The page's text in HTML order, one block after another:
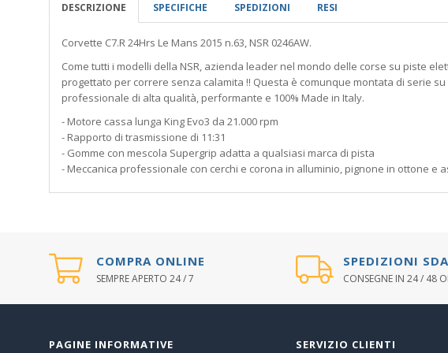
DESCRIZIONE SPECIFICHE SPEDIZIONI RESI
Corvette C7.R 24Hrs Le Mans 2015 n.63, NSR 0246AW.
Come tutti i modelli della NSR, azienda leader nel mondo delle corse su piste
progettato per correre senza calamita !! Questa è comunque montata di serie
professionale di alta qualità, performante e 100% Made in Italy.
- Motore cassa lunga King Evo3 da 21.000 rpm
- Rapporto di trasmissione di 11:31
- Gomme con mescola Supergrip adatta a qualsiasi marca di pista
- Meccanica professionale con cerchi e corona in alluminio, pignone in ottone e
COMPRA ONLINE
SEMPRE APERTO 24 / 7
SPEDIZIONI SDA
CONSEGNE IN 24 / 48
PAGINE INFORMATIVE SERVIZIO CLIENTI